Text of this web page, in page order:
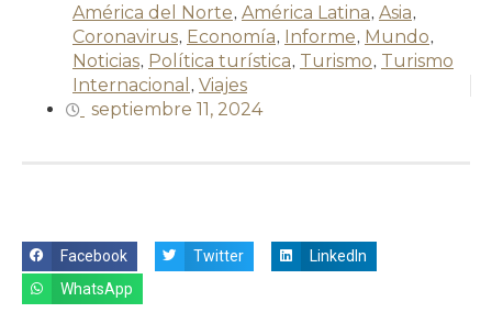
América del Norte, América Latina, Asia,
Coronavirus, Economía, Informe, Mundo,
Noticias, Política turística, Turismo, Turismo
Internacional , Viajes
septiembre 11, 2024
Facebook Twitter
LinkedIn
WhatsApp